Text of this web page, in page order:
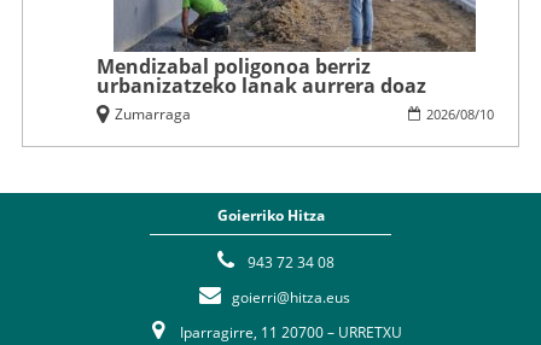
Mendizabal poligonoa berriz
urbanizatzeko lanak aurrera doaz
2026/08/10
Zumarraga
Goierriko Hitza
943 72 34 08
goierri@hitza.eus
Iparragirre, 11 20700 – URRETXU